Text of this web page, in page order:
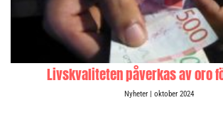
Livskvaliteten påverkas av oro
Nyheter | oktober 2024